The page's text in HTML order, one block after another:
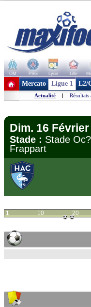
OM PSG Lyon Lille
+ de clubs
Mercato Ligue 1 L2/
Actualité | Résultats
Dim. 16
Stade : Stade
Frappart
1 10 20